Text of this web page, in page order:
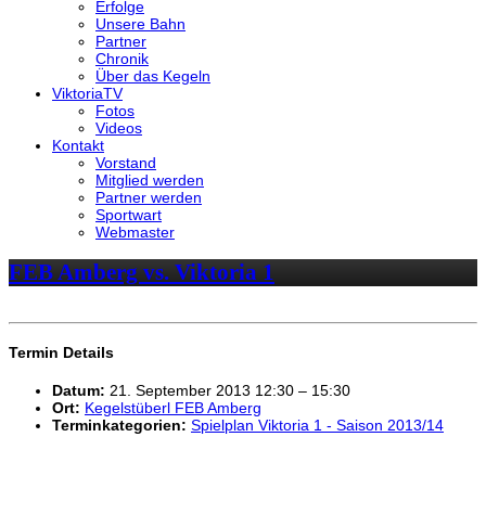
Erfolge
Unsere Bahn
Partner
Chronik
Über das Kegeln
ViktoriaTV
Fotos
Videos
Kontakt
Vorstand
Mitglied werden
Partner werden
Sportwart
Webmaster
FEB Amberg vs. Viktoria 1
Termin Details
Datum: 21. September 2013 12:30 – 15:30
Ort: Kegelstüberl FEB Amberg
Terminkategorien: Spielplan Viktoria 1 - Saison 2013/14